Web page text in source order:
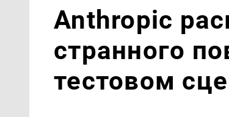
Anthropic
странного
тестовом